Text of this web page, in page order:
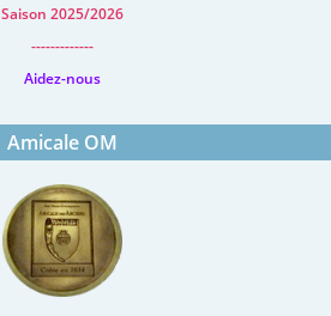
Saison 2025/2026
-------------
Aidez-nous
Amicale OM